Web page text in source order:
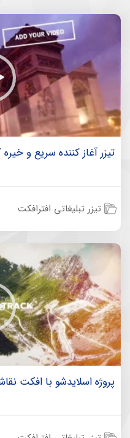
تیزر آغاز کننده سریع و خیره
تیزر تبلیغاتی افترافکت
پروژه اسلایدشو با افکت